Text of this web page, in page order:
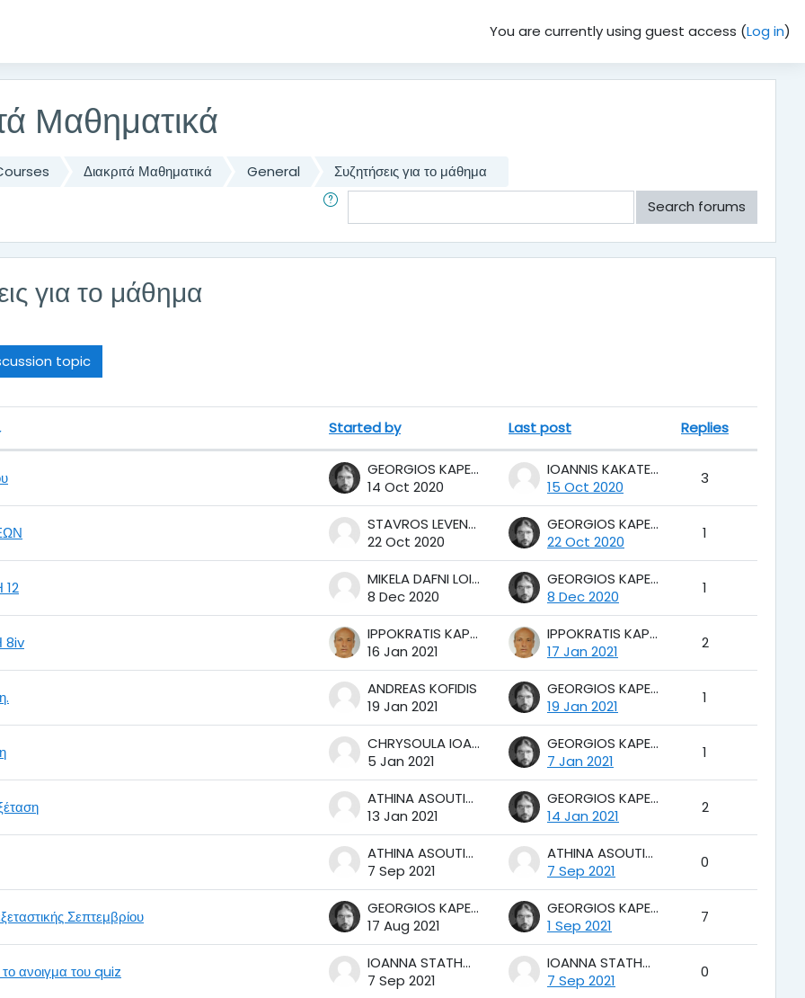
You are currently using guest access (Log in)
Μαθηματικά
Διακριτά Μαθηματικά General
Συζητήσεις για το μάθημα
Search
Search forums
για το μάθημα
topic
Showing 28 of 28 discussions
Started by Last post
Replies
Actions
GEORGIOS KAPETANAKIS
14 Oct 2020
IOANNIS KAKATELIS
15 Oct 2020
3
STAVROS LEVENTAKIS
22 Oct 2020
GEORGIOS KAPETANAKIS
22 Oct 2020
1
MIKELA DAFNI LOIZOU MANSKE
8 Dec 2020
GEORGIOS KAPETANAKIS
8 Dec 2020
1
8iv
IPPOKRATIS KAPENEKAKIS
16 Jan 2021
IPPOKRATIS KAPENEKAKIS
17 Jan 2021
2
ANDREAS KOFIDIS
19 Jan 2021
GEORGIOS KAPETANAKIS
19 Jan 2021
1
CHRYSOULA IOANNIDOU
5 Jan 2021
GEORGIOS KAPETANAKIS
7 Jan 2021
1
ATHINA ASOUTI-DIDARA
13 Jan 2021
GEORGIOS KAPETANAKIS
14 Jan 2021
2
ATHINA ASOUTI-DIDARA
7 Sep 2021
ATHINA ASOUTI-DIDARA
7 Sep 2021
0
Σεπτεμβρίου
GEORGIOS KAPETANAKIS
17 Aug 2021
GEORGIOS KAPETANAKIS
1 Sep 2021
7
ανοιγμα του quiz
IOANNA STATHOULI
7 Sep 2021
IOANNA STATHOULI
7 Sep 2021
0